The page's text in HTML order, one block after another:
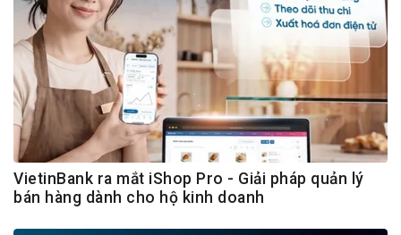
VietinBank ra mắt iShop Pro - Giải pháp quản lý
bán hàng dành cho hộ kinh doanh